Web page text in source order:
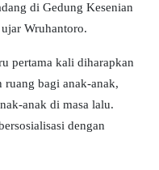
di Gedung Kesenian
Wruhantoro.
pertama kali diharapkan
ruang bagi anak-anak,
anak di masa lalu.
dengan